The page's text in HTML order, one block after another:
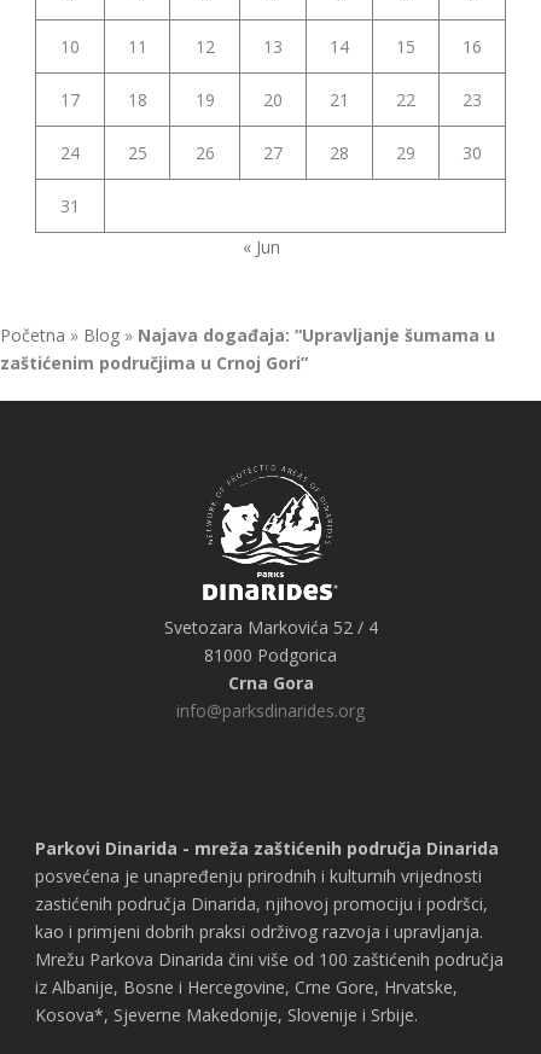
10 11 12 13 14 15 16
17 18 19 20 21 22 23
24 25 26 27 28 29 30
31
« Jun
Početna » Blog » Najava događaja: “Upravljanje šumama u
zaštićenim područjima u Crnoj Gori”
Svetozara Markovića 52 / 4
81000 Podgorica
Crna Gora
info@parksdinarides.org
Parkovi Dinarida - mreža zaštićenih područja Dinarida
posvećena je unapređenju prirodnih i kulturnih vrijednosti
zastićenih područja Dinarida, njihovoj promociju i podršci,
kao i primjeni dobrih praksi održivog razvoja i upravljanja.
Mrežu Parkova Dinarida čini više od 100 zaštićenih područja
iz Albanije, Bosne i Hercegovine, Crne Gore, Hrvatske,
Kosova*, Sjeverne Makedonije, Slovenije i Srbije.